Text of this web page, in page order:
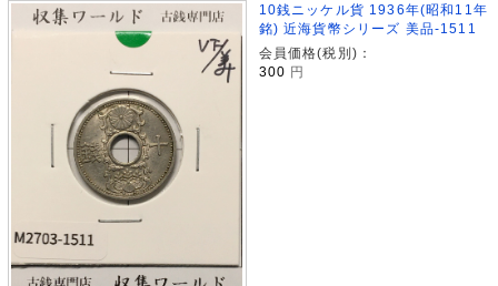
10銭ニッケル貨 1936年(昭和11年
銘) 近海貨幣シリーズ 美品-1511
会員価格(税別)：
300 円